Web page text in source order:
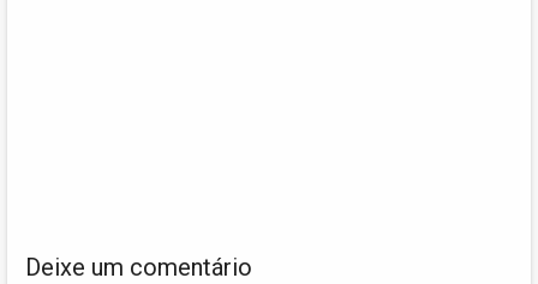
Deixe um comentário